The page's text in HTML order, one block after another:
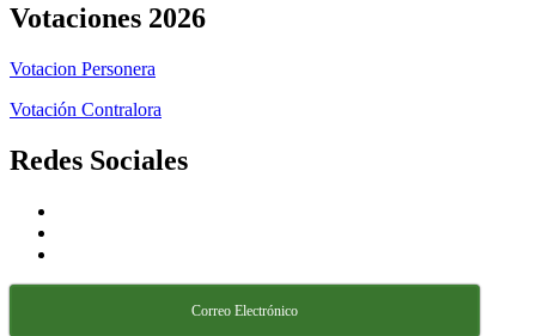
Votaciones 2026
Votacion Personera
Votación Contralora
Redes Sociales
Correo Electrónico